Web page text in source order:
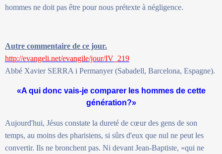
hommes ne doit pas être pour nous prétexte à négligence.
Autre commentaire de ce jour.
http://evangeli.net/evangile/jour/IV_219
Abbé Xavier SERRA i Permanyer (Sabadell, Barcelona, Espagne).
«A qui donc vais-je comparer les hommes de cette
génération?»
Aujourd'hui, Jésus constate la dureté de cœur des gens de son
temps, au moins des pharisiens, si sûrs d'eux que nul ne peut les
convertir. Ils ne bronchent pas. Ni devant Jean-Baptiste, «qui ne